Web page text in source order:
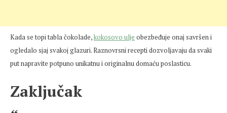
Kada se topi tabla čokolade,kokosovo ulje obezbeđuje onaj savršen i
ogledalo sjaj svakoj glazuri. Raznovrsni recepti dozvoljavaju da svaki
put napravite potpuno unikatnu i originalnu domaću poslasticu.
Zaključak